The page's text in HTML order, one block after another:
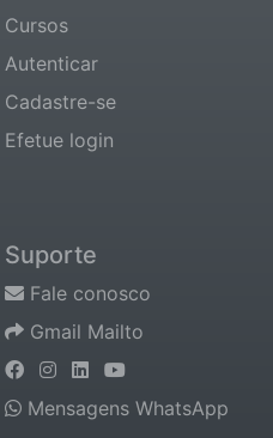
Cursos
Autenticar
Cadastre-se
Efetue login
Suporte
Fale conosco
Gmail Mailto
Mensagens WhatsApp